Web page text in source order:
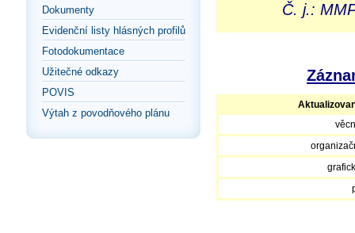
Dokumenty
Evidenční listy hlásných profilů
Fotodokumentace
Užitečné odkazy
POVIS
Výtah z povodňového plánu
Č. j.: